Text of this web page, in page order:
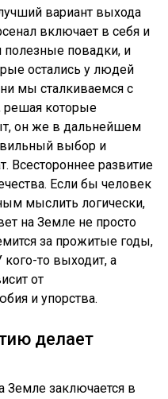
вариант выхода
включает в себя и
повадки, и
остались у людей
мы сталкиваемся с
решая которые
он же в дальнейшем
выбор и
Всестороннее развитие
Если бы человек
мыслить логически,
на Земле не просто
за прожитые годы,
то выходит, а
от
и упорства.
делает
Земле заключается в